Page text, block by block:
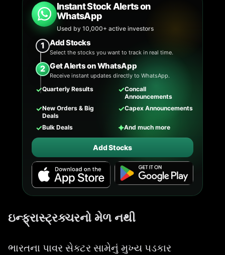
Instant Stock Alerts on
WhatsApp
Used by 10,000+ active investors
1 Add Stocks
Select the stocks you want to track in real time.
2 Get Alerts on WhatsApp
Receive instant updates directly to WhatsApp.
✓Quarterly Results ✓Concall
Announcements
✓New Orders & Big
Deals
✓Capex Announcements
✓Bulk Deals ✦And much more
Add Stocks
ઇન્ફ્રાસ્ટ્રક્ચરનો મેળ નથી
ભારતના પાવર સેક્ટર સામેનું મુખ્ય પડકાર